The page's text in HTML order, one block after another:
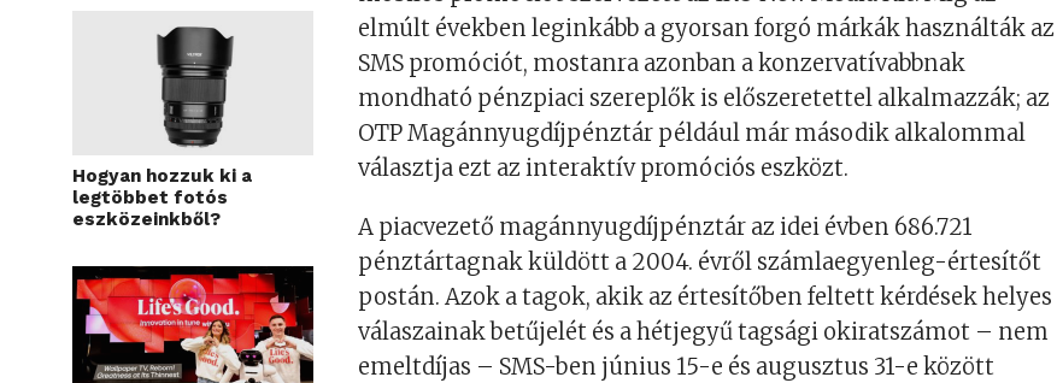
Hogyan hozzuk ki a
legtöbbet fotós
eszközeinkből?
elmúlt években leginkább a gyorsan forgó márkák használták az
SMS promóciót, mostanra azonban a konzervatívabbnak
mondható pénzpiaci szereplők is előszeretettel alkalmazzák; az
OTP Magánnyugdíjpénztár például már második alkalommal
választja ezt az interaktív promóciós eszközt.
A piacvezető magánnyugdíjpénztár az idei évben 686.721
pénztártagnak küldött a 2004. évről számlaegyenleg-értesítőt
postán. Azok a tagok, akik az értesítőben feltett kérdések helyes
válaszainak betűjelét és a hétjegyű tagsági okiratszámot – nem
emeltdíjas – SMS-ben június 15-e és augusztus 31-e között